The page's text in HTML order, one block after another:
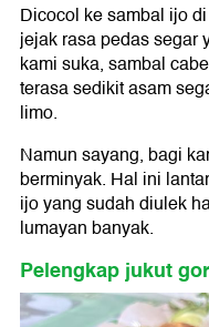
Dicocol ke sambal ijo
jejak rasa pedas segar
kami suka, sambal
terasa sedikit asam
limo.
Namun sayang, bagi
berminyak. Hal ini
ijo yang sudah diulek
lumayan banyak.
Pelengkap jukut